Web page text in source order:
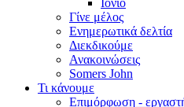
Ιόνιο
Γίνε μέλος
Ενημερωτικά δελτία
Διεκδικούμε
Ανακοινώσεις
Somers John
Τι κάνουμε
Επιμόρφωση -